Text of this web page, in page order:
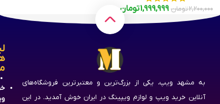
2,200,000تومان 1,999,999تومان
به مشهد ویپ، یکی از بزرگ‌ترین و معتبرترین فروشگاه‌های
آنلاین خرید ویپ و لوازم ویپینگ در ایران خوش آمدید. در این